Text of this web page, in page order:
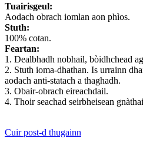
Tuairisgeul:
Aodach obrach iomlan aon phìos.
Stuth:
100% cotan.
Feartan:
1. Dealbhadh nobhail, bòidhchead
2. Stuth ioma-dhathan. Is urrainn
aodach anti-statach a thaghadh.
3. Obair-obrach eireachdail.
4. Thoir seachad seirbheisean
Cuir post-d thugainn